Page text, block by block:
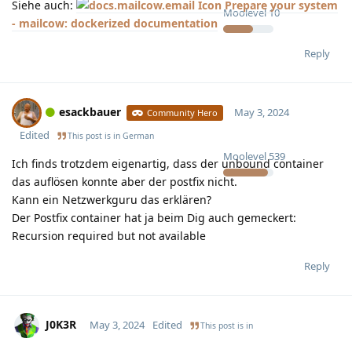
Moolevel 10
Siehe auch:
Prepare your system
- mailcow: dockerized documentation
Reply
esackbauer Community Hero
Moolevel539
May 3, 2024
Edited
This post is in German
Ich finds trotzdem eigenartig, dass der unbound container
das auflösen konnte aber der postfix nicht.
Kann ein Netzwerkguru das erklären?
Der Postfix container hat ja beim Dig auch gemeckert:
Recursion required but not available
Reply
J0K3R May 3, 2024 Edited This post is in